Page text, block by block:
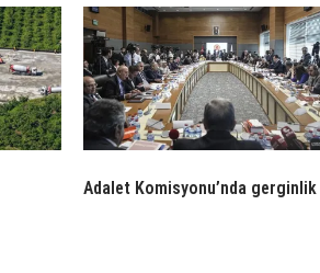
Adalet Komisyonu’nda gerginlik